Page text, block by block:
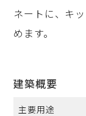
ネートに、キ
めます。
建築概要
主要用途